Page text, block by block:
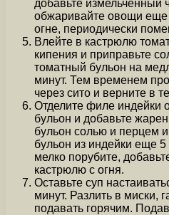
добавьте измельченный
обжаривайте овощи
огне, периодически
Влейте в кастрюлю
кипения и приправьте
томатный бульон на
минут. Тем временем
через сито и верните в
Отделите филе индейки
бульон и добавьте
бульон солью и перцем
бульон из индейки еще
мелко порубите,
кастрюлю с огня.
Оставьте суп
минут. Разлить в миски,
подавать горячим.